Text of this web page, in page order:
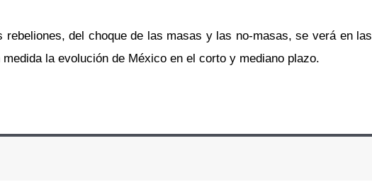
rebeliones, del choque de las masas y las no-masas, se verá en
la evolución de México en el corto y mediano plazo.